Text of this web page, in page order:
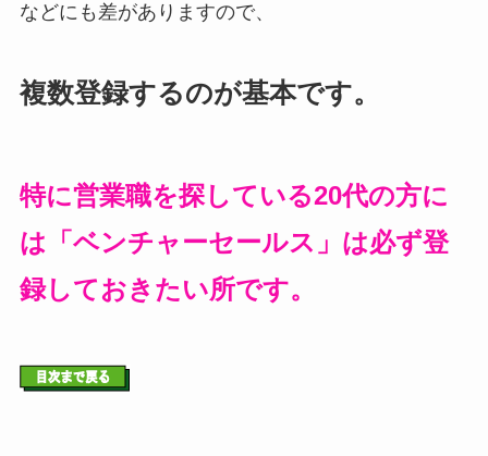
などにも差がありますので、
複数登録するのが基本です。
特に営業職を探している20代の方に
は「ベンチャーセールス」は必ず登
録しておきたい所です。